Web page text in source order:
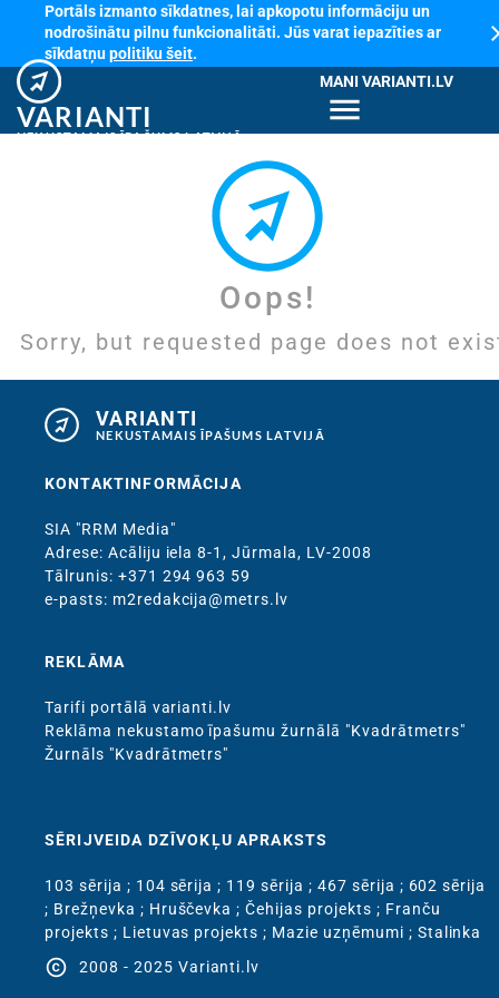
Portāls izmanto sīkdatnes, lai apkopotu informāciju un
nodrošinātu pilnu funkcionalitāti. Jūs varat iepazīties ar
sīkdatņupolitiku šeit.
VARIANTI
NEKUSTAMAIS ĪPAŠUMS LATVIJĀ
MANI VARIANTI.LV
menu
Oops!
Sorry, but requested page does not
VARIANTI
NEKUSTAMAIS ĪPAŠUMS LATVIJĀ
KONTAKTINFORMĀCIJA
SIA "RRM Media"
Adrese: Acāliju iela 8-1, Jūrmala, LV-2008
Тālrunis: +371 294 963 59
e-pasts: m2redakcija@metrs.lv
REKLĀMA
Tarifi portālā varianti.lv
Reklāma nekustamo īpašumu žurnālā "Kvadrātmetrs"
Žurnāls "Kvadrātmetrs"
SĒRIJVEIDA DZĪVOKĻU APRAKSTS
103 sērija ; 104 sērija ; 119 sērija ; 467 sērija ; 602 sērija
; Brežņevka ; Hruščevka ;Čehijas projekts ; Franču
projekts ; Lietuvas projekts ; Mazie uzņēmumi ; Stalinka
copyright 2008 - 2025 Varianti.lv